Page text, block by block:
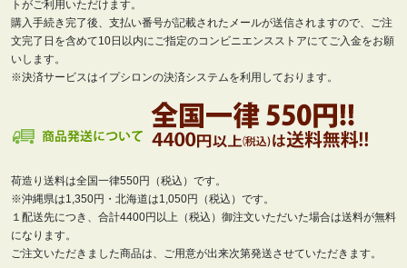
トがご利用いただけます。
購入手続き完了後、支払い番号が記載されたメールが送信されますので、ご注
文完了日を含めて10日以内にご指定のコンビニエンスストアにてご入金をお願
いします。
※決済サービスはイプシロンの決済システムを利用しております。
荷造り送料は全国一律550円（税込）です。
※沖縄県は1,350円・北海道は1,050円（税込）です。
１配送先につき、合計4400円以上（税込）御注文いただいた場合は送料が無料
になります。
ご注文いただきました商品は、ご用意が出来次第発送させていただきます。